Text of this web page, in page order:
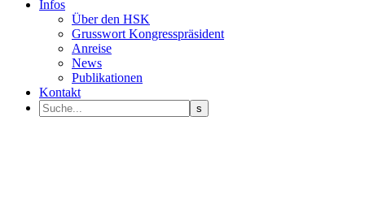
Infos
Über den HSK
Grusswort Kongresspräsident
Anreise
News
Publikationen
Kontakt